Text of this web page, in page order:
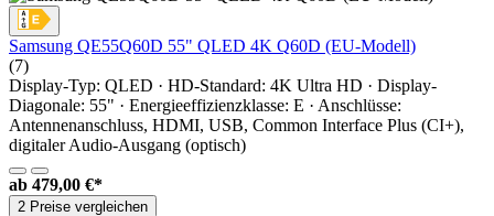
Samsung QE55Q60D 55" QLED 4K Q60D (EU-Modell)
(7)
Display-Typ: QLED · HD-Standard: 4K Ultra HD · Display-
Diagonale: 55" · Energieeffizienzklasse: E · Anschlüsse:
Antennenanschluss, HDMI, USB, Common Interface Plus (CI+),
digitaler Audio-Ausgang (optisch)
ab 479,00 €*
2 Preise vergleichen